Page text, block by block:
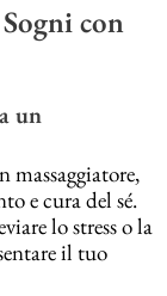
con
un
massaggiatore,
e cura del sé.
lo stress o la
il tuo